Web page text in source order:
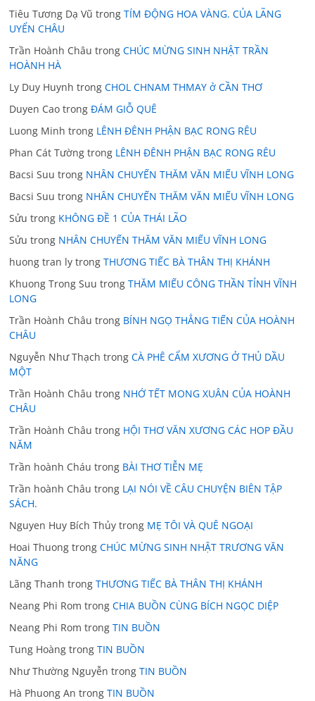
Tiêu Tương Dạ Vũ trongTÍM ĐỘNG HOA VÀNG. CỦA LÃNG
UYỂN CHÂU
Trần Hoành Châu trongCHÚC MỪNG SINH NHẬT TRẦN
HOÀNH HÀ
Ly Duy Huynh trongCHOL CHNAM THMAY ở CẦN THƠ
Duyen Cao trongĐÁM GIỖ QUÊ
Luong Minh trong LÊNH ĐÊNH PHẬN BẠC RONG RÊU
Phan Cát Tường trong LÊNH ĐÊNH PHẬN BẠC RONG RÊU
Bacsi Suu trong NHÂN CHUYẾN THĂM VĂN MIẾU VĨNH LONG
Bacsi Suu trong NHÂN CHUYẾN THĂM VĂN MIẾU VĨNH LONG
Sửu trong KHÔNG ĐỀ 1 CỦA THÁI LÃO
Sửu trong NHÂN CHUYẾN THĂM VĂN MIẾU VĨNH LONG
huong tran ly trongTHƯƠNG TIẾC BÀ THÂN THỊ KHÁNH
Khuong Trong Suu trongTHĂM MIẾU CÔNG THẦN TỈNH VĨNH
LONG
Trần Hoành Châu trong BÍNH NGỌ THẲNG TIẾN CỦA HOÀNH
CHÂU
Nguyễn Như Thạch trongCÀ PHÊ CẨM XƯƠNG Ở THỦ DẦU
MỘT
Trần Hoành Châu trong NHỚ TẾT MONG XUÂN CỦA HOÀNH
CHÂU
Trần Hoành Châu trong HỘI THƠ VĂN XƯƠNG CÁC HOP ĐẦU
NĂM
Trần hoành Cháu trong BÀI THƠ TIỄN MẸ
Trần hoành Châu trong LẠI NÓI VỀ CÂU CHUYỆN BIÊN TẬP
SÁCH.
Nguyen Huy Bích Thủy trong MẸ TÔI VÀ QUÊ NGOẠI
Hoai Thuong trongCHÚC MỪNG SINH NHẬT TRƯƠNG VĂN
NĂNG
Lãng Thanh trongTHƯƠNG TIẾC BÀ THÂN THỊ KHÁNH
Neang Phi Rom trongCHIA BUỒN CÙNG BÍCH NGỌC DIỆP
Neang Phi Rom trongTIN BUỒN
Tung Hoàng trongTIN BUỒN
Như Thường Nguyễn trongTIN BUỒN
Hà Phuong An trongTIN BUỒN